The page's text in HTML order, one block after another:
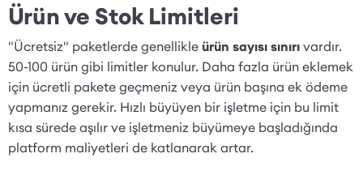
Ürün ve Stok Limitleri
"Ücretsiz" paketlerde genellikle ürün sayısı sınırı vardır.
50-100 ürün gibi limitler konulur. Daha fazla ürün eklemek
için ücretli pakete geçmeniz veya ürün başına ek ödeme
yapmanız gerekir. Hızlı büyüyen bir işletme için bu limit
kısa sürede aşılır ve işletmeniz büyümeye başladığında
platform maliyetleri de katlanarak artar.